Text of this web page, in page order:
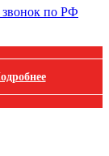
звонок по РФ